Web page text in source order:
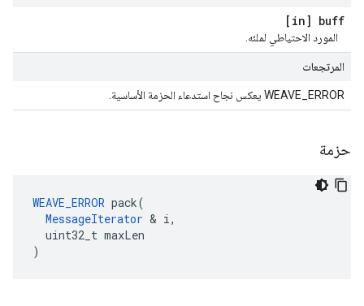
[in] buff
المورد الاحتياطي لملئه.
المرتجعات
WEAVE_ERROR يعكس نجاح استدعاء الحزمة الأساسية.
حزمة
WEAVE_ERROR pack(
MessageIterator & i,
  uint32_t maxLen
)